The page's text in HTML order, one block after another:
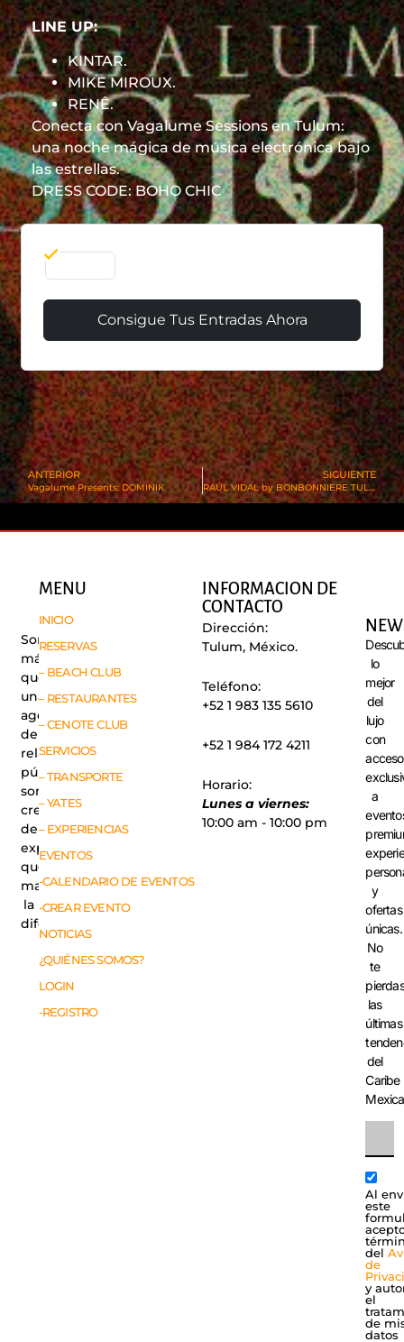
Ideal para escapadas románticas, viajes de bienestar
o aventuras con alma. Auténtico, chic y espiritual,
Tulum es el rincón más inspirador de la Riviera
Maya. ¡Vívelo a tu manera!
LINE UP:
KINTAR.
MIKE MIROUX.
RENÊ.
Conecta con Vagalume Sessions en Tulum:
una noche mágica de música electrónica bajo
las estrellas.
DRESS CODE: BOHO CHIC
Consigue Tus Entradas Ahora
ANTERIOR
Vagalume Presents: DOMINIK
SIGUIENTE
RAÚL VIDAL by BONBONNIERE TULUM
Somos
más
que
una
agencia
de
relaciones
públicas,
somos
creadores
de
experiencias
que
marcan
la
diferencia.
MENU
INICIO
RESERVAS
– BEACH CLUB
– RESTAURANTES
– CENOTE CLUB
SERVICIOS
– TRANSPORTE
– YATES
– EXPERIENCIAS
EVENTOS
-CALENDARIO DE EVENTOS
-CREAR EVENTO
NOTICIAS
¿QUIÉNES SOMOS?
LOGIN
-REGISTRO
INFORMACION DE
CONTACTO
Dirección:
Tulum, México.
Teléfono:
+52 1 983 135 5610
+52 1 984 172 4211
Horario:
Lunes a viernes:
10:00 am - 10:00 pm
lo
mejor
del
lujo
con
acceso
a
y
ofertas
únicas.
No
te
pierdas
las
últimas
del
Caribe
Al
este
del
de
y
el
de
datos